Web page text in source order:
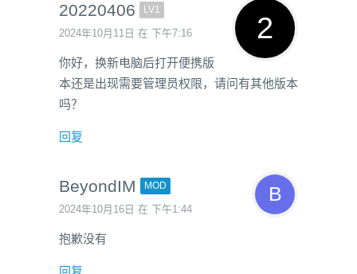
20220406 LV1
2024年10月11日 在 下午7:16
你好，换新电脑后打开便携版
本还是出现需要管理员权限，请问有其他版本
吗？
回复
BeyondIM MOD
2024年10月16日 在 下午1:44
抱歉没有
回复